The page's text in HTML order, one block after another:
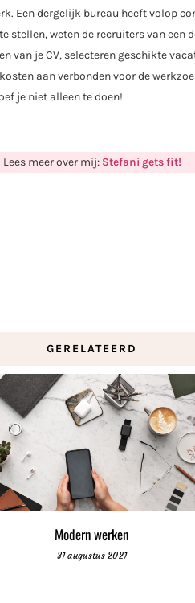
Een dergelijk bureau heeft volop
stellen, weten de recruiters van
van je CV, selecteren geschikte
aan verbonden voor de
je niet alleen te doen!
Lees meer over mij: Stefani gets fit!
GERELATEERD
Modern werken
31 augustus 2021